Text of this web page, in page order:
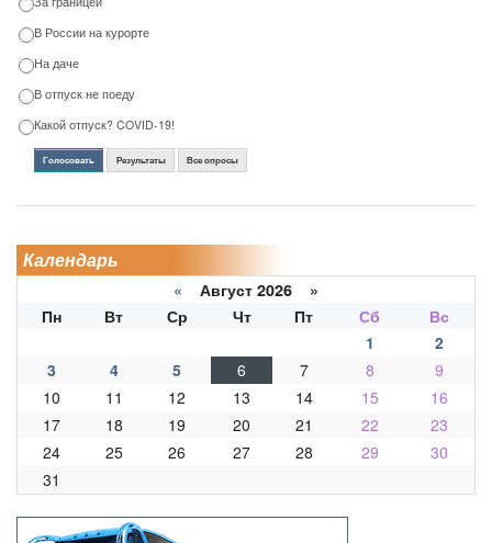
В России на курорте
На даче
В отпуск не поеду
Какой отпуск? COVID-19!
Голосовать Результаты Все опросы
Календарь
« Август 2026 »
Пн
Вт Ср Чт Пт Сб
Вс
1
2
3
4 5 6 7 8
9
10
11 12 13 14 15
16
17
18 19 20 21 22
23
24
25 26 27 28 29
30
31